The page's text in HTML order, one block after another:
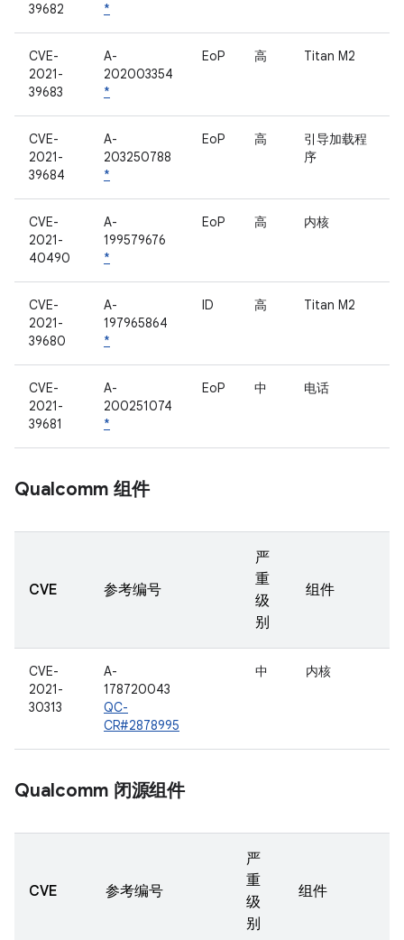
39682
*
CVE-
2021-
39683
A-
202003354
*
EoP 高 Titan M2
CVE-
2021-
39684
A-
203250788
*
EoP 高
引导加载程
序
CVE-
2021-
40490
A-
199579676
*
EoP 高 内核
CVE-
2021-
39680
A-
197965864
*
ID 高 Titan M2
CVE-
2021-
39681
A-
200251074
*
EoP 中 电话
Qualcomm 组件
CVE 参考编号
严
重
级
别
组件
CVE-
2021-
30313
A-
178720043
QC-
CR#2878995
中 内核
Qualcomm 闭源组件
CVE 参考编号
严
重
级
别
组件